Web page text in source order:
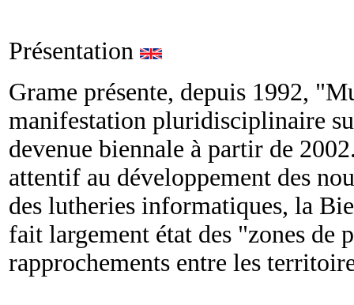
Présentation
Grame présente, depuis 1992,
manifestation pluridisciplinaire
devenue biennale à partir de
attentif au développement des
des lutheries informatiques, la
fait largement état des "zones de
rapprochements entre les